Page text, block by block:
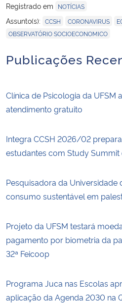
Registrado em
NOTÍCIAS
Assunto(s): CCSH CORONAVIRUS
OBSERVATÓRIO SOCIOECONOMICO
Publicações
Clínica de Psicologia da UFSM
atendimento gratuito
Integra CCSH 2026/02
estudantes com Study Summit
Pesquisadora da Universidade
consumo sustentável em
Projeto da UFSM testará
pagamento por biometria da
32ª Feicoop
Programa Juca nas Escolas
aplicação da Agenda 2030 na